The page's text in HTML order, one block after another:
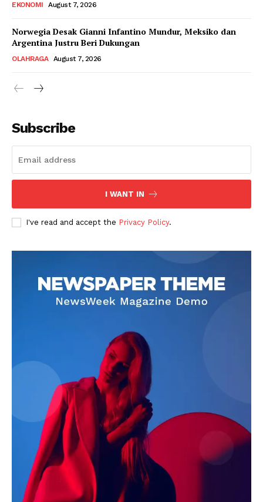
EKONOMI August 7, 2026
Norwegia Desak Gianni Infantino Mundur, Meksiko dan
Argentina Justru Beri Dukungan
OLAHRAGA August 7, 2026
Subscribe
I WANT IN
I've read and accept the Privacy Policy.